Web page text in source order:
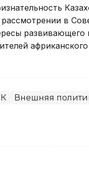
в
развивающего
Внешняя